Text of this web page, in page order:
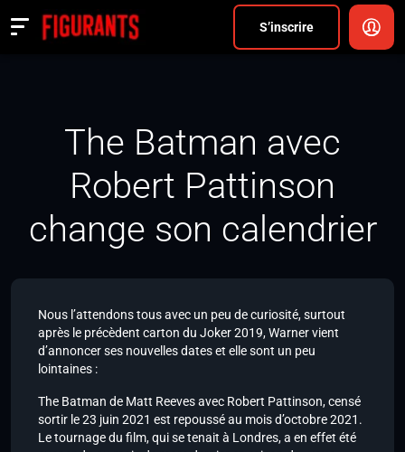
S’inscrire
Actualités
CONNEXION
The Batman avec
Robert Pattinson
change son calendrier
Nous l’attendons tous avec un peu de curiosité, surtout
après le précèdent carton du Joker 2019, Warner vient
d’annoncer ses nouvelles dates et elle sont un peu
lointaines :
The Batman de Matt Reeves avec Robert Pattinson, censé
sortir le 23 juin 2021 est repoussé au mois d’octobre 2021.
Le tournage du film, qui se tenait à Londres, a en effet été